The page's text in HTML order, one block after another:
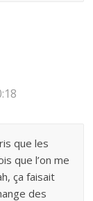
que les
que l’on me
ça faisait
des